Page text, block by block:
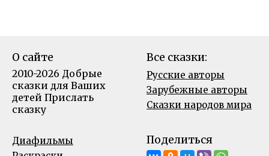
О сайте
2010-2026 Добрые
сказки для Ваших
детей Прислать
сказку
Все сказки:
Русские авторы
Зарубежные авторы
Сказки народов мира
Диафильмы
Поделиться